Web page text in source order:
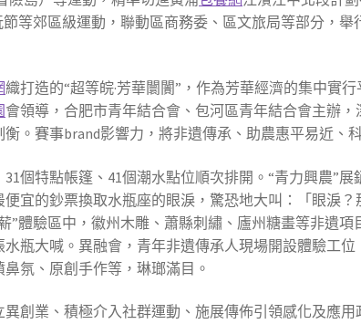
等郊區級運動，聯動區商務委、區文旅局等部分，
織打造的“超等皖·芳華闤闠”，作為芳華經濟的集中實
會領導，合肥市青年結合會、包河區青年結合會主辦
。賽事brand影響力，將非遺傳承、助農惠平易近、
個特點帳篷、41個潮水點位順次排開。“青力興農”
宜的鈔票換取水瓶座的眼淚，驚恐地大叫：「眼淚
”體驗區中，徽州木雕、蕭縣刺繡、廬州糖畫等非遺
瓶大喊。異融會，青年非遺傳承人現場開設體驗工位
氛、原創手作等，琳瑯滿目。
創業、積極介入社群運動、施展傳佈引領感化及應